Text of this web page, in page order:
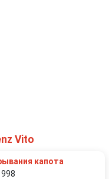
Vito
капота